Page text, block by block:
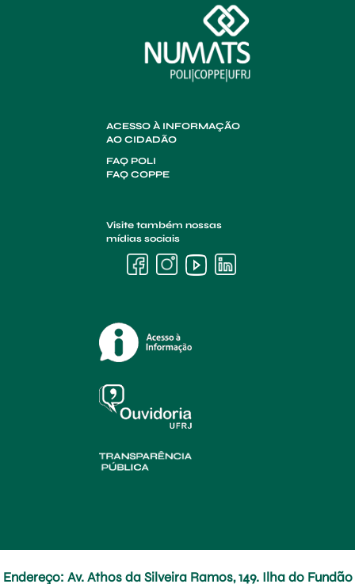
ACESSO À INFORMAÇÃO
AO CIDADÃO
FAQ POLI
FAQ COPPE
Visite também nossas
mídias sociais
Endereço: Av. Athos da Silveira Ramos, 149. Ilha do Fundão